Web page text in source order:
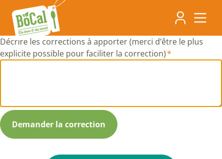
contenu
principal
Décrire les corrections à apporter (merci d’être le plus
explicite possible pour faciliter la correction)